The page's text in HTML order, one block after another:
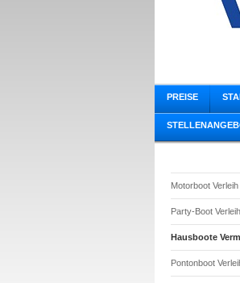
PREISE
Motorboot
Party-Boot
Hausboote
Pontonboot